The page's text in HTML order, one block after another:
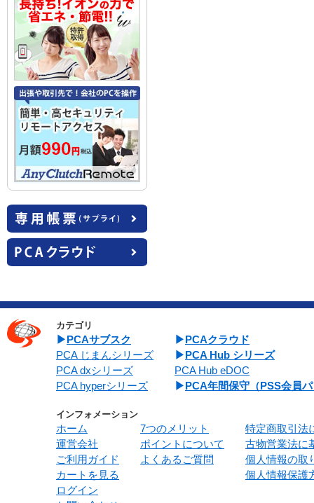
カテゴリ
PCAサブスク
PCA じまんシリーズ
PCA dxシリーズ
PCA hyperシリーズ
PCAクラウド
PCA Hub シリーズ
PCA Hub eDOC
PCA年間保守（PSS会員
インフォメーション
ホーム
運営会社
ご利用ガイド
カートを見る
ログイン
7つのメリット
ポイントについて
よくあるご質問
特定商取引法
古物営業法に
個人情報の取
個人情報保護